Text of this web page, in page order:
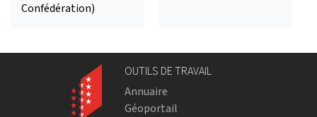
Confédération)
OUTILS DE TRAVAIL
Annuaire
Géoportail